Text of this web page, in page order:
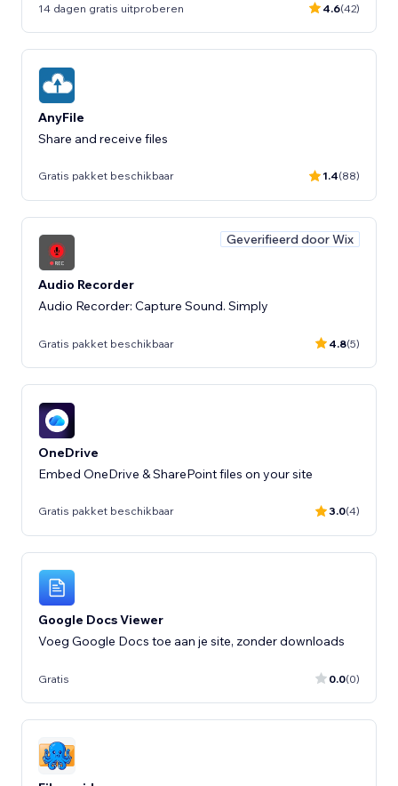
14 dagen gratis uitproberen 4.6(42)
AnyFile
Share and receive files
Gratis pakket beschikbaar 1.4(88)
Geverifieerd door Wix
Audio Recorder
Audio Recorder: Capture Sound. Simply
Gratis pakket beschikbaar 4.8(5)
OneDrive
Embed OneDrive & SharePoint files on your site
Gratis pakket beschikbaar 3.0(4)
Google Docs Viewer
Voeg Google Docs toe aan je site, zonder downloads
Gratis 0.0(0)